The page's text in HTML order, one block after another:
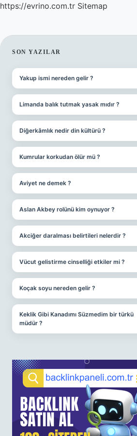
https://evrino.com.tr Sitemap
SIDEBAR
SON YAZILAR
Yakup ismi nereden gelir ?
Limanda balık tutmak yasak mıdır ?
Diğerkâmlık nedir din kültürü ?
Kumrular korkudan ölür mü ?
Aviyet ne demek ?
Aslan Akbey rolünü kim oynuyor ?
Akciğer daralması belirtileri nelerdir ?
Vücut gelistirme cinselliği etkiler mi ?
Koçak soyu nereden gelir ?
Keklik Gibi Kanadımı Süzmedim bir türkü
müdür ?